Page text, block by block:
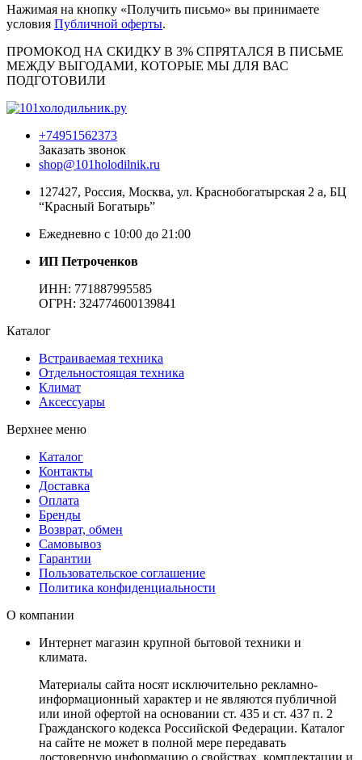
Нажимая на кнопку «Получить письмо» вы принимаете
условия Публичной оферты.
ПРОМОКОД НА СКИДКУ В 3% СПРЯТАЛСЯ В ПИCЬМЕ
МЕЖДУ ВЫГОДАМИ, КОТОРЫЕ МЫ ДЛЯ ВАС
ПОДГОТОВИЛИ
+74951562373
Заказать звонок
shop@101holodilnik.ru
127427, Россия, Москва, ул. Краснобогатырская 2 а, БЦ
“Красный Богатырь”
Ежедневно с 10:00 до 21:00
ИП Петроченков
ИНН: 771887995585
ОГРН: 324774600139841
Каталог
Встраиваемая техника
Отдельностоящая техника
Климат
Аксессуары
Верхнее меню
Каталог
Контакты
Доставка
Оплата
Бренды
Возврат, обмен
Самовывоз
Гарантии
Пользовательское соглашение
Политика конфиденциальности
О компании
Интернет магазин крупной бытовой техники и
климата.
Материалы сайта носят исключительно рекламно-
информационный характер и не являются публичной
или иной офертой на основании ст. 435 и ст. 437 п. 2
Гражданского кодекса Российской Федерации. Каталог
на сайте не может в полной мере передавать
достоверную информацию о свойствах, комплектации и